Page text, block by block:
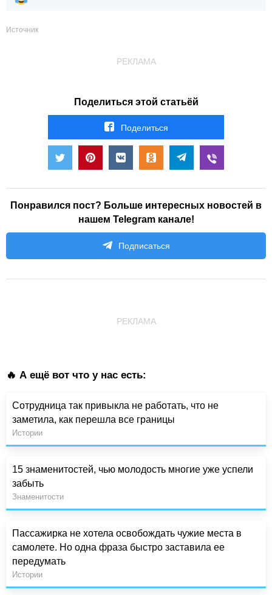
Источник
РЕКЛАМА
Поделиться этой статьёй
Поделиться
Понравился пост? Больше интересных новостей в
нашем Telegram канале!
Подписаться
РЕКЛАМА
🔥 А ещё вот что у нас есть:
Сотрудница так привыкла не работать, что не
заметила, как перешла все границы
Истории
15 знаменитостей, чью молодость многие уже успели
забыть
Знаменитости
Пассажирка не хотела освобождать чужие места в
самолете. Но одна фраза быстро заставила ее
передумать
Истории